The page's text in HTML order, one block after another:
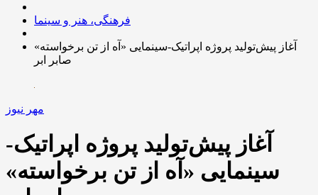
فرهنگی، هنر و سینما
آغاز پیش‌تولید پروژه اپراتیک-سینمایی «آه از تن برخواسته»
صابر ابر
مهر نیوز
آغاز پیش‌تولید پروژه اپراتیک-
سینمایی «آه از تن برخواسته»